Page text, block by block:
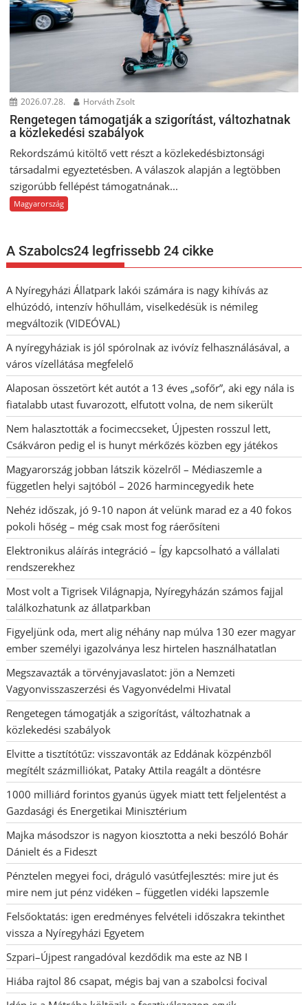
2026.07.28. Horváth Zsolt
Rengetegen támogatják a szigorítást, változhatnak
a közlekedési szabályok
Rekordszámú kitöltő vett részt a közlekedésbiztonsági
társadalmi egyeztetésben. A válaszok alapján a legtöbben
szigorúbb fellépést támogatnának...
Magyarország
A Szabolcs24 legfrissebb 24 cikke
A Nyíregyházi Állatpark lakói számára is nagy kihívás az
elhúzódó, intenzív hőhullám, viselkedésük is némileg
megváltozik (VIDEÓVAL)
A nyíregyháziak is jól spórolnak az ivóvíz felhasználásával, a
város vízellátása megfelelő
Alaposan összetört két autót a 13 éves „sofőr”, aki egy nála is
fiatalabb utast fuvarozott, elfutott volna, de nem sikerült
Nem halasztották a focimeccseket, Újpesten rosszul lett,
Csákváron pedig el is hunyt mérkőzés közben egy játékos
Magyarország jobban látszik közelről – Médiaszemle a
független helyi sajtóból – 2026 harmincegyedik hete
Nehéz időszak, jó 9-10 napon át velünk marad ez a 40 fokos
pokoli hőség – még csak most fog ráerősíteni
Elektronikus aláírás integráció – Így kapcsolható a vállalati
rendszerekhez
Most volt a Tigrisek Világnapja, Nyíregyházán számos fajjal
találkozhatunk az állatparkban
Figyeljünk oda, mert alig néhány nap múlva 130 ezer magyar
ember személyi igazolványa lesz hirtelen használhatatlan
Megszavazták a törvényjavaslatot: jön a Nemzeti
Vagyonvisszaszerzési és Vagyonvédelmi Hivatal
Rengetegen támogatják a szigorítást, változhatnak a
közlekedési szabályok
Elvitte a tisztítótűz: visszavonták az Eddának közpénzből
megítélt százmilliókat, Pataky Attila reagált a döntésre
1000 milliárd forintos gyanús ügyek miatt tett feljelentést a
Gazdasági és Energetikai Minisztérium
Majka másodszor is nagyon kiosztotta a neki beszóló Bohár
Dánielt és a Fideszt
Pénztelen megyei foci, dráguló vasútfejlesztés: mire jut és
mire nem jut pénz vidéken – független vidéki lapszemle
Felsőoktatás: igen eredményes felvételi időszakra tekinthet
vissza a Nyíregyházi Egyetem
Szpari–Újpest rangadóval kezdődik ma este az NB I
Hiába rajtol 86 csapat, mégis baj van a szabolcsi focival